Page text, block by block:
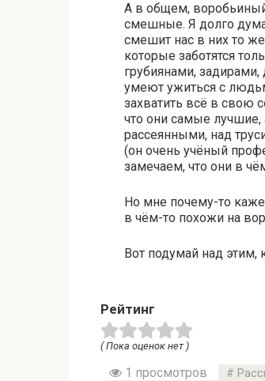
А в общем,
смешные. Я долго
смешит нас в них то
которые заботятся
грубиянами,
умеют ужиться с
захватить всё в свою
что они самые лучшие,
рассеянными, над
(он очень учёный
замечаем, что они в
Но мне почему-то
в чём-то похожи на
Вот подумай над этим,
Рейтинг
( Пока оценок нет )
1 просмотров